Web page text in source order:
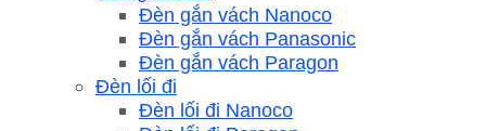
Đèn gắn vách Nanoco
Đèn gắn vách Panasonic
Đèn gắn vách Paragon
Đèn lối đi
Đèn lối đi Nanoco